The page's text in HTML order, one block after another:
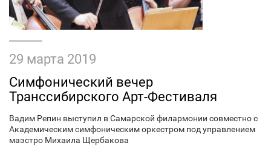
29 марта 2019
Симфонический вечер
Транссибирского Арт-Фестиваля
Вадим Репин выступил в Самарской филармонии совместно с
Академическим симфоническим оркестром под управлением
маэстро Михаила Щербакова